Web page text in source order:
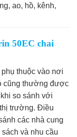
ao, hồ, kênh,
50EC chai
thuộc vào nơi
cũng thường được
so sánh với
trường. Điều
các nhà cung
và nhu cầu